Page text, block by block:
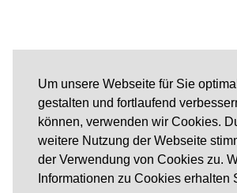
Um unsere Webseite für Sie
gestalten und fortlaufend
können, verwenden wir Cookies.
weitere Nutzung der Webseite
der Verwendung von Cookies zu.
Informationen zu Cookies erhalten